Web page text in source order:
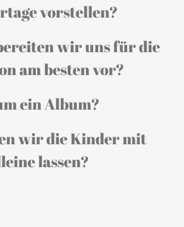
vorstellen?
wir uns für die
am besten vor?
ein Album?
wir die Kinder mit
lassen?